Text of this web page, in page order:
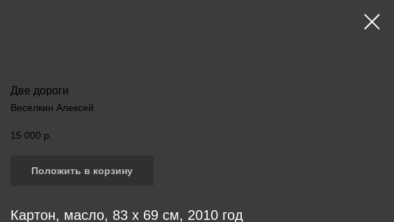
Две дороги
Веселкин Алексей
15 000 р.
Положить в корзину
Картон, масло, 83 x 69 см, 2010 год